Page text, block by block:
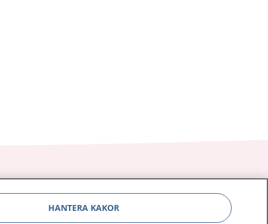
HANTERA KAKOR